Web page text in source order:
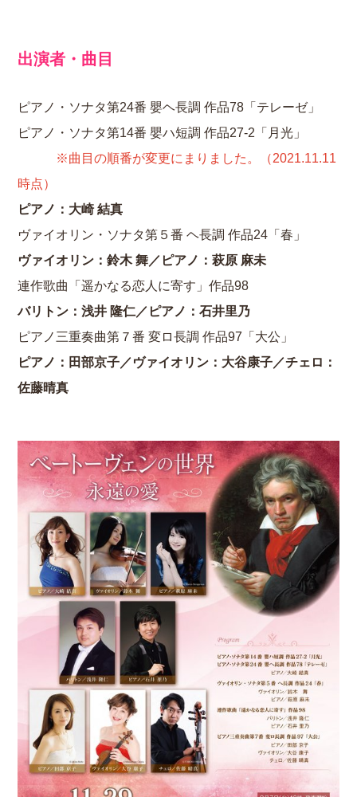
出演者・曲目
ピアノ・ソナタ第24番 嬰ヘ長調 作品78「テレーゼ」
ピアノ・ソナタ第14番 嬰ハ短調 作品27-2「月光」
※曲目の順番が変更にまりました。（2021.11.11
時点）
ピアノ：大崎 結真
ヴァイオリン・ソナタ第５番 ヘ長調 作品24「春」
ヴァイオリン：鈴木 舞／ピアノ：萩原 麻未
連作歌曲「遥かなる恋人に寄す」作品98
バリトン：浅井 隆仁／ピアノ：石井里乃
ピアノ三重奏曲第７番 変ロ長調 作品97「大公」
ピアノ：田部京子／ヴァイオリン：大谷康子／チェロ：
佐藤晴真